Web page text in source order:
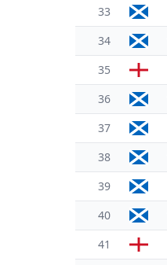
33
34
35
36
37
38
39
40
41